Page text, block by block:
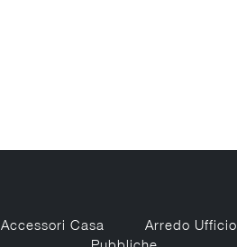
Accessori Casa Arredo Ufficio